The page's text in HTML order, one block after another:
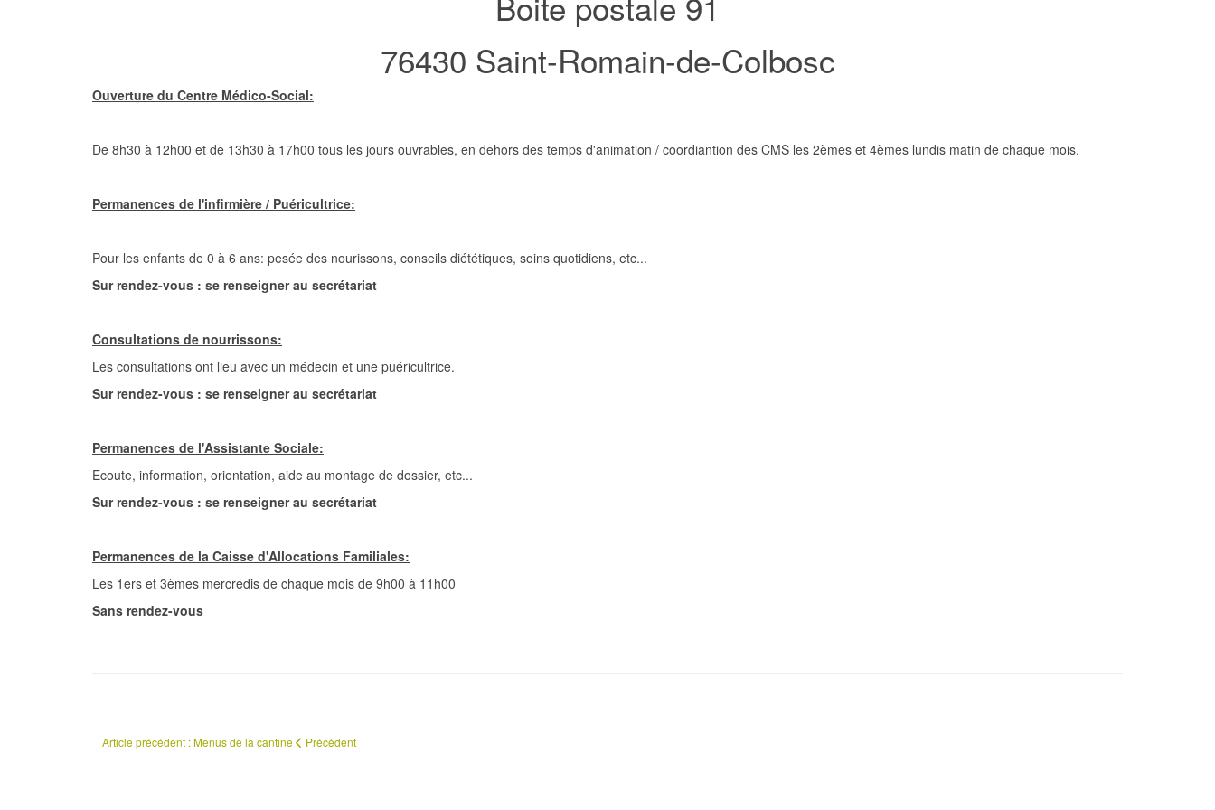
76430 Saint-Romain-de-Colbosc
Ouverture du Centre Médico-Social:
De 8h30 à 12h00 et de 13h30 à 17h00 tous les jours ouvrables, en dehors des temps d'animation / coordiantion des CMS les 2èmes et 4èmes lundis matin de chaque mois.
Permanences de l'infirmière / Puéricultrice:
Pour les enfants de 0 à 6 ans: pesée des nourissons, conseils diététiques, soins quotidiens, etc...
Sur rendez-vous : se renseigner au secrétariat
Consultations de nourrissons:
Les consultations ont lieu avec un médecin et une puéricultrice.
Sur rendez-vous : se renseigner au secrétariat
Permanences de l'Assistante Sociale:
Ecoute, information, orientation, aide au montage de dossier, etc...
Sur rendez-vous : se renseigner au secrétariat
Permanences de la Caisse d'Allocations Familiales:
Les 1ers et 3èmes mercredis de chaque mois de 9h00 à 11h00
Sans rendez-vous
Article précédent : Menus de la cantine Précédent